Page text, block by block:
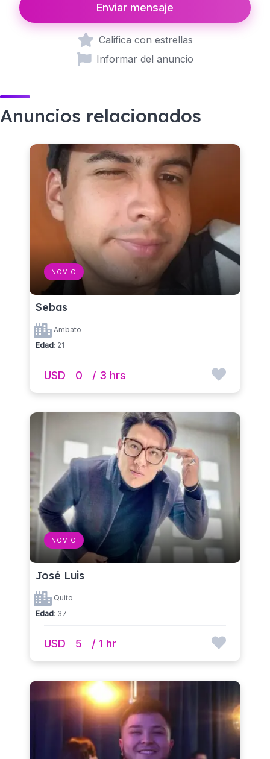
Enviar mensaje
Califica con estrellas
Informar del anuncio
Anuncios relacionados
NOVIO
Sebas
Ambato
Edad: 21
USD 0 / 3 hrs
NOVIO
José Luis
Quito
Edad: 37
USD 5 / 1 hr